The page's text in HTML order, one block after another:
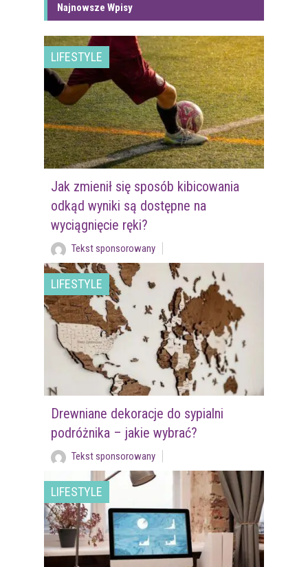
Najnowsze Wpisy
LIFESTYLE
Jak zmienił się sposób kibicowania
odkąd wyniki są dostępne na
wyciągnięcie ręki?
Tekst sponsorowany
LIFESTYLE
Drewniane dekoracje do sypialni
podróżnika – jakie wybrać?
Tekst sponsorowany
LIFESTYLE